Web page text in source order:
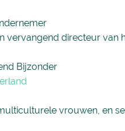
vervangend directeur van
Bijzonder
vrouwen, en